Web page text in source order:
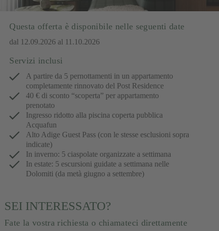
Questa offerta è disponibile nelle seguenti date
dal 12.09.2026 al 11.10.2026
Servizi inclusi
A partire da 5 pernottamenti in un appartamento
completamente rinnovato del Post Residence
40 € di sconto “scoperta” per appartamento
prenotato
Ingresso ridotto alla piscina coperta pubblica
Acquafun
Alto Adige Guest Pass (con le stesse esclusioni sopra
indicate)
In inverno: 5 ciaspolate organizzate a settimana
In estate: 5 escursioni guidate a settimana nelle
Dolomiti (da metà giugno a settembre)
SEI INTERESSATO?
Fate la vostra richiesta o chiamateci direttamente